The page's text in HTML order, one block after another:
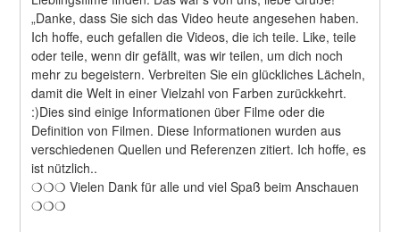
„Danke, dass Sie sich das Video heute angesehen haben.
Ich hoffe, euch gefallen die Videos, die ich teile. Like, teile
oder teile, wenn dir gefällt, was wir teilen, um dich noch
mehr zu begeistern. Verbreiten Sie ein glückliches Lächeln,
damit die Welt in einer Vielzahl von Farben zurückkehrt.
:)Dies sind einige Informationen über Filme oder die
Definition von Filmen. Diese Informationen wurden aus
verschiedenen Quellen und Referenzen zitiert. Ich hoffe, es
ist nützlich..
❍❍❍ Vielen Dank für alle und viel Spaß beim Anschauen
❍❍❍